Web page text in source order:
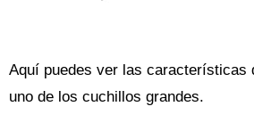
Aquí puedes ver las características
uno de los cuchillos grandes.